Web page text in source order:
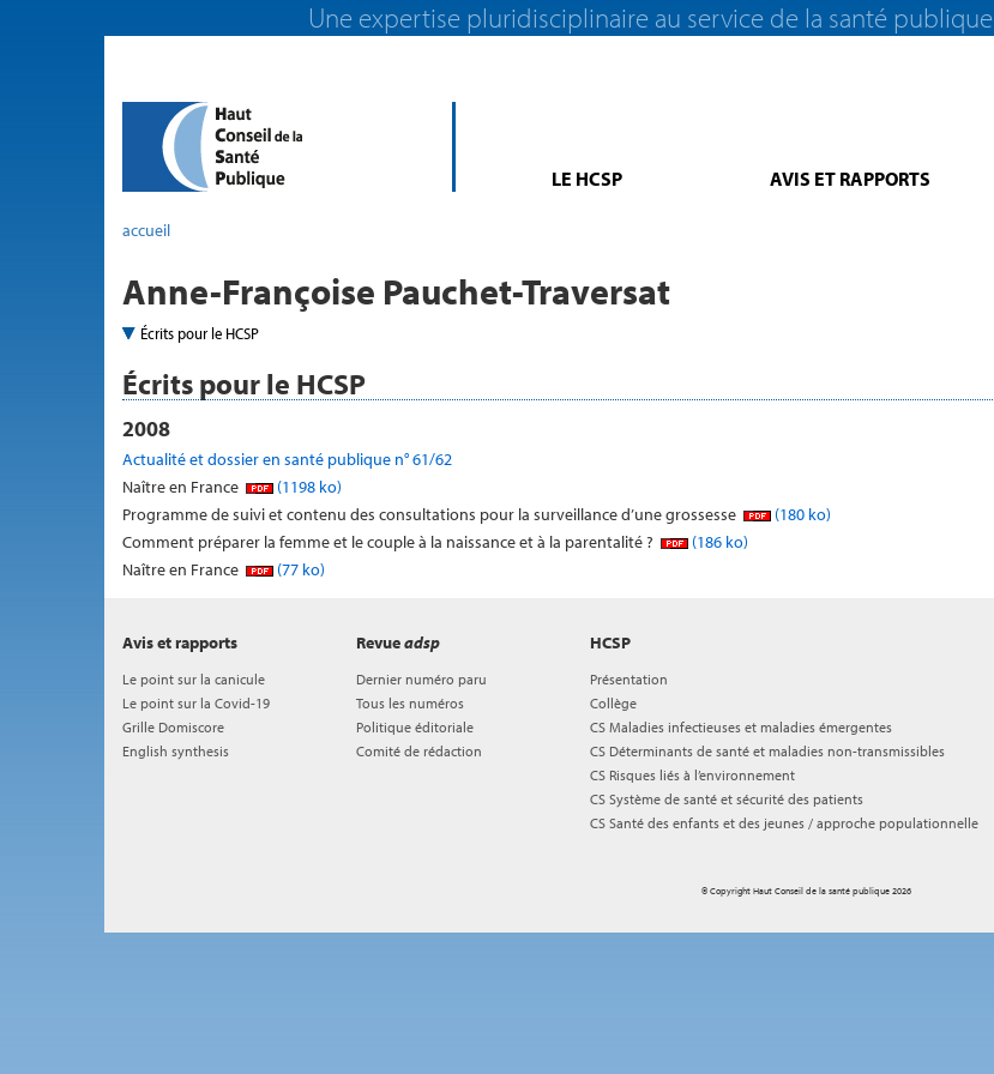
Une expertise pluridisciplinaire au service de la santé publique
LE HCSP AVIS ET RAPPORTS
accueil
Anne-Françoise Pauchet-Traversat
Écrits pour le HCSP
Écrits pour le HCSP
2008
Actualité et dossier en santé publique n° 61/62
Naître en France
(1198 ko)
Programme de suivi et contenu des consultations pour la surveillance d’une grossesse
(180 ko)
Comment préparer la femme et le couple à la naissance et à la parentalité ?
(186 ko)
Naître en France
(77 ko)
HCSP
Présentation
Collège
CS Maladies infectieuses et maladies émergentes
CS Déterminants de santé et maladies non-transmissibles
CS Risques liés à l’environnement
CS Système de santé et sécurité des patients
CS Santé des enfants et des jeunes / approche populationnelle
Avis et rapports
Le point sur la canicule
Le point sur la Covid-19
Grille Domiscore
English synthesis
Revueadsp
Dernier numéro paru
Tous les numéros
Politique éditoriale
Comité de rédaction
© Copyright Haut Conseil de la santé publique 2026